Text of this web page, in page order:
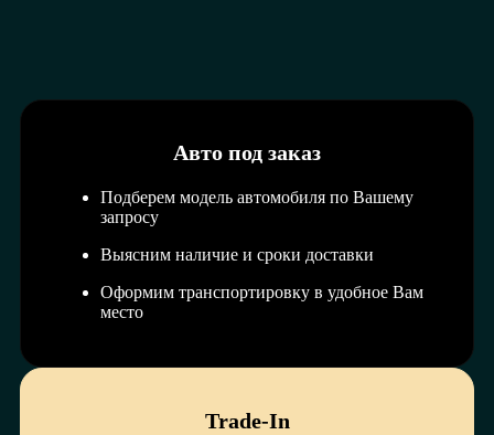
Авто под заказ
Подберем модель автомобиля по Вашему
запросу
Выясним наличие и сроки доставки
Оформим транспортировку в удобное Вам
место
Trade-In